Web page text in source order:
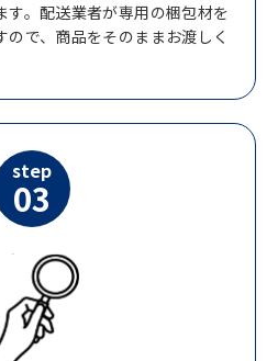
す。配送業者が専用の梱包材を
で、商品をそのままお渡しく
step
03